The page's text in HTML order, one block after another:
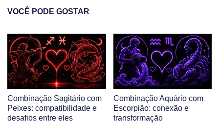
VOCÊ PODE GOSTAR
Combinação Sagitário com
Peixes: compatibilidade e
desafios entre eles
Combinação Aquário com
Escorpião: conexão e
transformação